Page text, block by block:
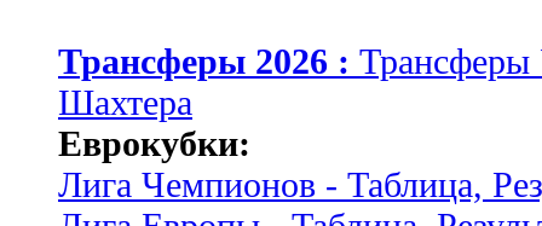
Трансферы 2026 :
Шахтера
Еврокубки:
Лига Чемпионов - Таблица,